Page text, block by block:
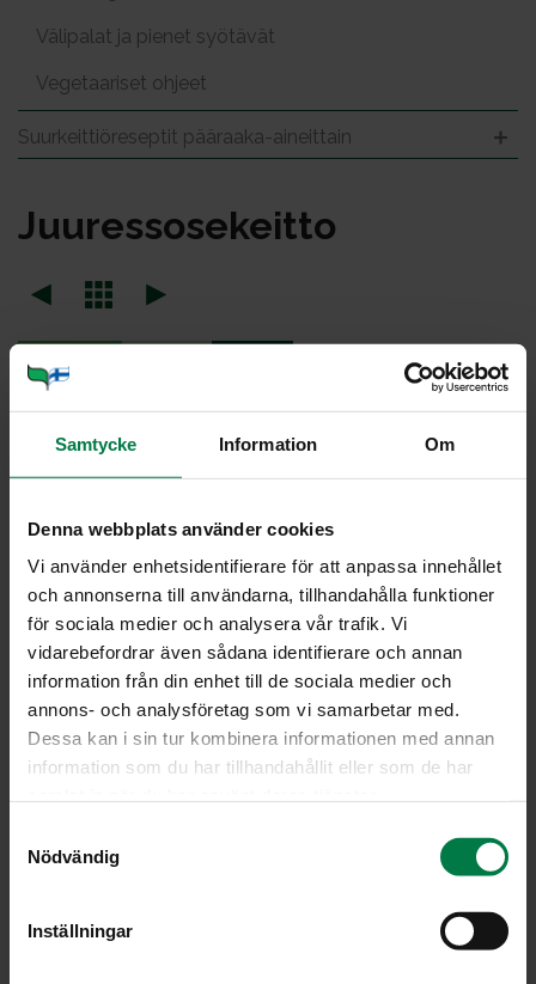
Samtycke Information Om
Denna webbplats använder cookies
Vi använder enhetsidentifierare för att anpassa innehållet
och annonserna till användarna, tillhandahålla funktioner
för sociala medier och analysera vår trafik. Vi
vidarebefordrar även sådana identifierare och annan
information från din enhet till de sociala medier och
annons- och analysföretag som vi samarbetar med.
Dessa kan i sin tur kombinera informationen med annan
information som du har tillhandahållit eller som de har
Nödvändig
Inställningar
Välipalat ja pienet syötävät
Vegetaariset ohjeet
Suurkeittiöreseptit pääraaka-aineittain
Juu­res­so­se­keit­to
Portioner
Ohje
10kg vesi
2.5kg palsternakka, tuore
4kg peruna, tuore
1.2kg lanttu, tuore
1.5kg sipuli, tuore
kg kasvisliemijauhe, vähäsuolainen, l
4kg vesi
0.005kg valkopippuri, jauhettu
0.005kg muskottipähkinä, jauhettu
kg basilika, kuivattu
kg kasvirasvasekoite, maito, vl, 15 %